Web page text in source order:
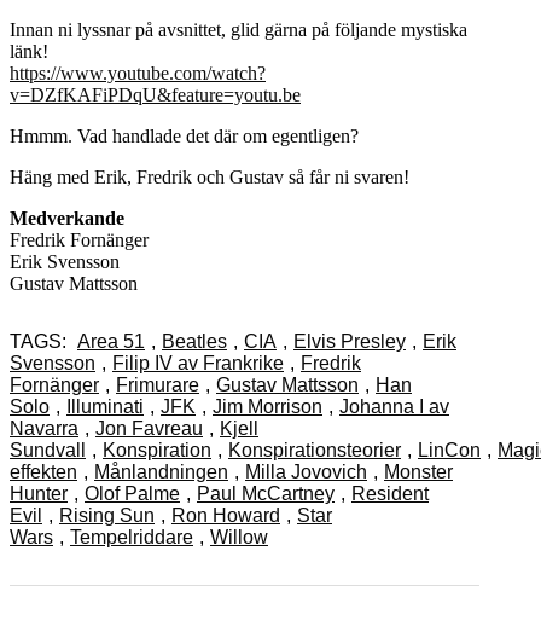
Innan ni lyssnar på avsnittet, glid gärna på följande mystiska
länk!
https://www.youtube.com/watch?
v=DZfKAFiPDqU&feature=youtu.be
Hmmm. Vad handlade det där om egentligen?
Häng med Erik, Fredrik och Gustav så får ni svaren!
Medverkande
Fredrik Fornänger
Erik Svensson
Gustav Mattsson
TAGS: Area 51 , Beatles , CIA , Elvis Presley , Erik
Svensson , Filip IV av Frankrike , Fredrik
Fornänger , Frimurare , Gustav Mattsson , Han
Solo , Illuminati , JFK , Jim Morrison , Johanna I av
Navarra , Jon Favreau , Kjell
Sundvall
, Konspiration , Konspirationsteorier , LinCon ,
effekten , Månlandningen , Milla Jovovich , Monster
Hunter , Olof Palme , Paul McCartney , Resident
Evil
, Rising Sun , Ron Howard , Star
Wars , Tempelriddare , Willow